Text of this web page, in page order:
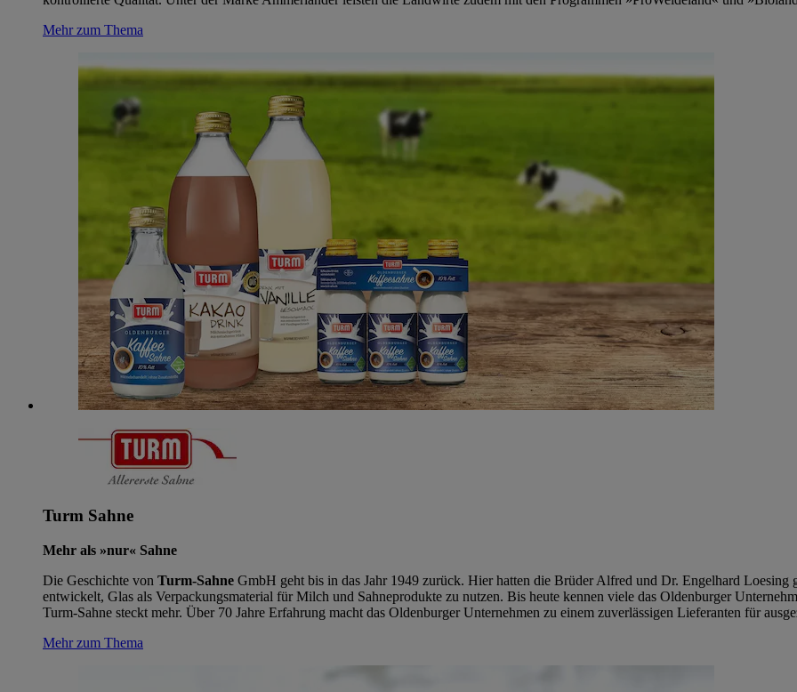
Mehr zum Thema
Turm Sahne
Mehr als »nur« Sahne
Die Geschichte von Turm-Sahne GmbH geht bis in das Jahr 1949 zurück. Hier hatten die Brüder Alfred und Dr. Engelhard
entwickelt, Glas als Verpackungsmaterial für Milch und Sahneprodukte zu nutzen. Bis heute kennen viele das Oldenburger
Turm-Sahne steckt mehr. Über 70 Jahre Erfahrung macht das Oldenburger Unternehmen zu einem zuverlässigen Lieferanten für
Mehr zum Thema